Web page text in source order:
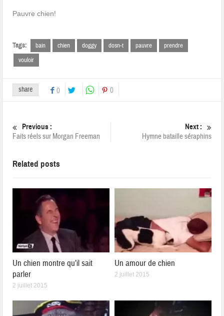
Pauvre chien!
Tags: bain chien doggy dosn-t pauvre
prendre
vouloir
share 0 0
Previous :
Faits réels sur Morgan Freeman
Next :
Hymne bataille séraphins
Related posts
Un chien montre qu’il sait
parler
2 juillet 2015
Un amour de chien
2 juillet 2015